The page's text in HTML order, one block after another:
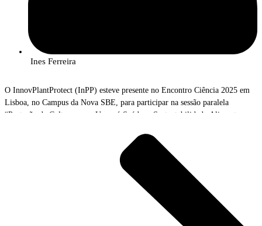
Ines Ferreira
O InnovPlantProtect (InPP) esteve presente no Encontro Ciência 2025 em
Lisboa, no Campus da Nova SBE, para participar na sessão paralela
“Proteção de Culturas para Uma só Saúde, e Sustentabilidade Alimentar e
O Encontro Ciência realizou-se de 9 a 11 de julho, no Campus da NOVA
SBE, em Carcavelos, e teve como mote “Ciência, Inovação e Sociedade”. O
maior encontro de ciência e tecnologia de Portugal foi palco de promoção e
discussão do impacto científico, social, cultural e económico da investigação
em Portugal, explorando a interseção entre ciência, inovação e sociedade,
para inspirar novas ideias e fomentar colaborações transformadoras.